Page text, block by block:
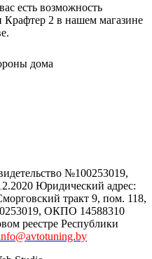
есть возможность
Крафтер 2 в нашем магазине
№100253019,
Юридический адрес:
тракт 9, пом. 118,
ОКПО 14588310
реестре Республики